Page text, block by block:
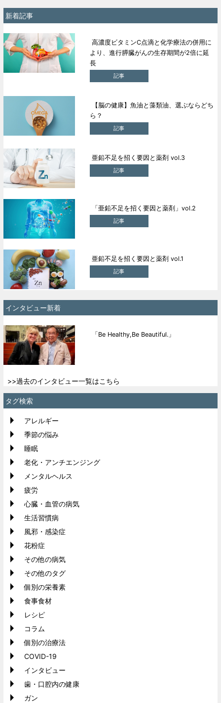
新着記事
高濃度ビタミンC点滴と化学療法の併用に
より、進行膵臓がんの生存期間が2倍に延
長
記事
【脳の健康】魚油と藻類油、選ぶならどち
ら？
記事
亜鉛不足を招く要因と薬剤 vol.3
記事
「亜鉛不足を招く要因と薬剤」vol.2
記事
亜鉛不足を招く要因と薬剤 vol.1
記事
インタビュー新着
「Be Healthy,Be Beautiful.」
>>過去のインタビュー一覧はこちら
タグ検索
アレルギー
季節の悩み
睡眠
老化・アンチエンジング
メンタルヘルス
疲労
心臓・血管の病気
生活習慣病
風邪・感染症
花粉症
その他の病気
その他のタグ
個別の栄養素
食事食材
レシピ
コラム
個別の治療法
COVID-19
インタビュー
歯・口腔内の健康
ガン